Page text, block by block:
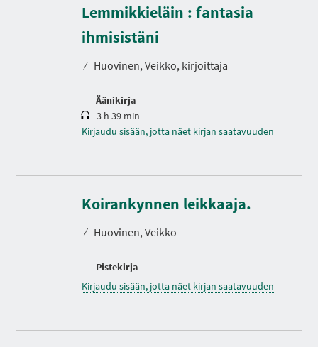
Lemmikkieläin : fantasia
ihmisistäni
⁄ Huovinen, Veikko, kirjoittaja
Äänikirja
K
e
s
t
3 h 39 min
Kirjaudu sisään, jotta näet kirjan saatavuuden
Koirankynnen leikkaaja.
⁄ Huovinen, Veikko
Pistekirja
Kirjaudu sisään, jotta näet kirjan saatavuuden